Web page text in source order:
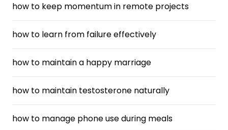
how to keep momentum in remote projects
how to learn from failure effectively
how to maintain a happy marriage
how to maintain testosterone naturally
how to manage phone use during meals